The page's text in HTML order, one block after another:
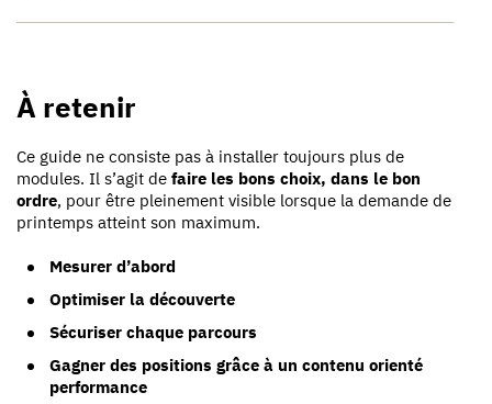
À retenir
Ce guide ne consiste pas à installer toujours plus de
modules. Il s’agit de faire les bons choix, dans le bon
ordre, pour être pleinement visible lorsque la demande de
printemps atteint son maximum.
Mesurer d’abord
Optimiser la découverte
Sécuriser chaque parcours
Gagner des positions grâce à un contenu orienté
performance